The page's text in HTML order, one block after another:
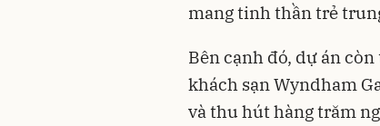
mang tinh thần trẻ
Bên cạnh đó, dự án
khách sạn Wyndham
và thu hút hàng trăm